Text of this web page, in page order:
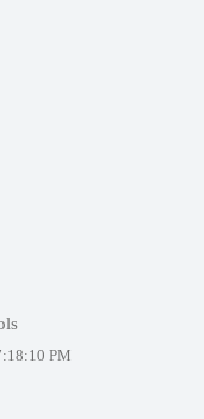
PM